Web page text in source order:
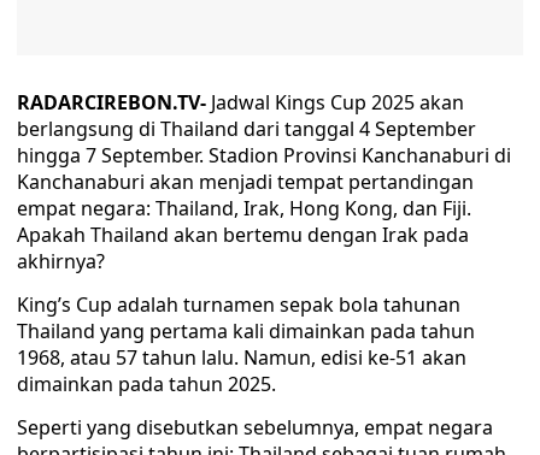
RADARCIREBON.TV- Jadwal Kings Cup 2025 akan
berlangsung di Thailand dari tanggal 4 September
hingga 7 September. Stadion Provinsi Kanchanaburi di
Kanchanaburi akan menjadi tempat pertandingan
empat negara: Thailand, Irak, Hong Kong, dan Fiji.
Apakah Thailand akan bertemu dengan Irak pada
akhirnya?
King’s Cup adalah turnamen sepak bola tahunan
Thailand yang pertama kali dimainkan pada tahun
1968, atau 57 tahun lalu. Namun, edisi ke-51 akan
dimainkan pada tahun 2025.
Seperti yang disebutkan sebelumnya, empat negara